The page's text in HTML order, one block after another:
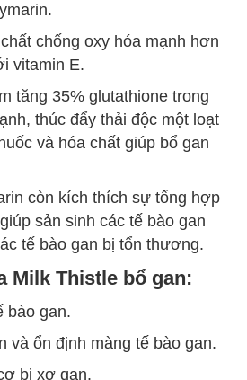
chống oxy hóa mạnh hơn
vitamin E.
tăng 35% glutathione trong
thúc đẩy thải độc một loạt
và hóa chất giúp bổ gan
còn kích thích sự tổng hợp
sản sinh các tế bào gan
tế bào gan bị tổn thương.
Milk Thistle bổ gan:
bào gan.
và ổn định màng tế bào gan.
bị xơ gan.